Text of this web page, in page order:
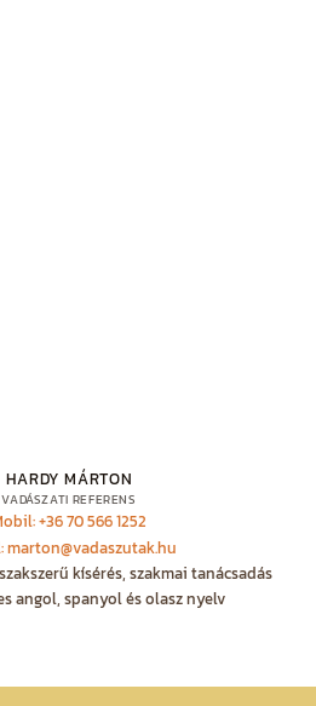
HARDY MÁRTON
VADÁSZATI REFERENS
+36 70 566 1252
marton@vadaszutak.hu
kísérés, szakmai tanácsadás
angol, spanyol és olasz nyelv